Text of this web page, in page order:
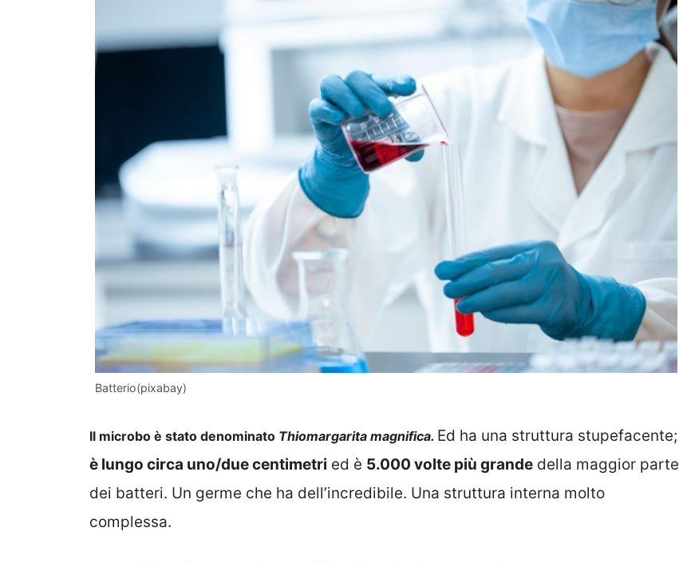
Batterio(pixabay)
Il microbo è stato denominato Thiomargarita magnifica. Ed ha una struttura stupefacente;
è lungo circa uno/due centimetri ed è 5.000 volte più grande della maggior parte
dei batteri. Un germe che ha dell’incredibile. Una struttura interna molto
complessa.